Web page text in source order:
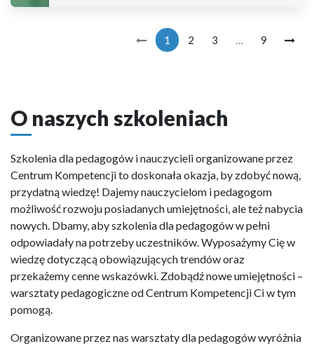
1 2 3 … 9
O naszych szkoleniach
Szkolenia dla pedagogów i nauczycieli organizowane przez
Centrum Kompetencji to doskonała okazja, by zdobyć nową,
przydatną wiedzę! Dajemy nauczycielom i pedagogom
możliwość rozwoju posiadanych umiejętności, ale też nabycia
nowych. Dbamy, aby szkolenia dla pedagogów w pełni
odpowiadały na potrzeby uczestników. Wyposażymy Cię w
wiedzę dotyczącą obowiązujących trendów oraz
przekażemy cenne wskazówki. Zdobądź nowe umiejętności –
warsztaty pedagogiczne od Centrum Kompetencji Ci w tym
pomogą.
Organizowane przez nas warsztaty dla pedagogów wyróżnia